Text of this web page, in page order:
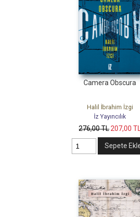
Camera Obscura
Halil İbrahim İzgi
İz Yayıncılık
276,00TL207,00
Sepete